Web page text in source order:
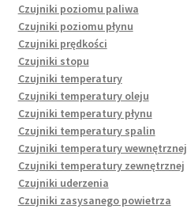
Czujniki poziomu paliwa
Czujniki poziomu płynu
Czujniki prędkości
Czujniki stopu
Czujniki temperatury
Czujniki temperatury oleju
Czujniki temperatury płynu
Czujniki temperatury spalin
Czujniki temperatury wewnętrznej
Czujniki temperatury zewnętrznej
Czujniki uderzenia
Czujniki zasysanego powietrza